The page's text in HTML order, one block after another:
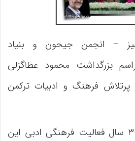
– انجمن جیحون و بنیاد
بزرگداشت محمود عطاگزلی
فرهنگ و ادبیات ترکمن
این مراسم به پاس ۳۰ سال فعالیت فرهنگی ادبی این